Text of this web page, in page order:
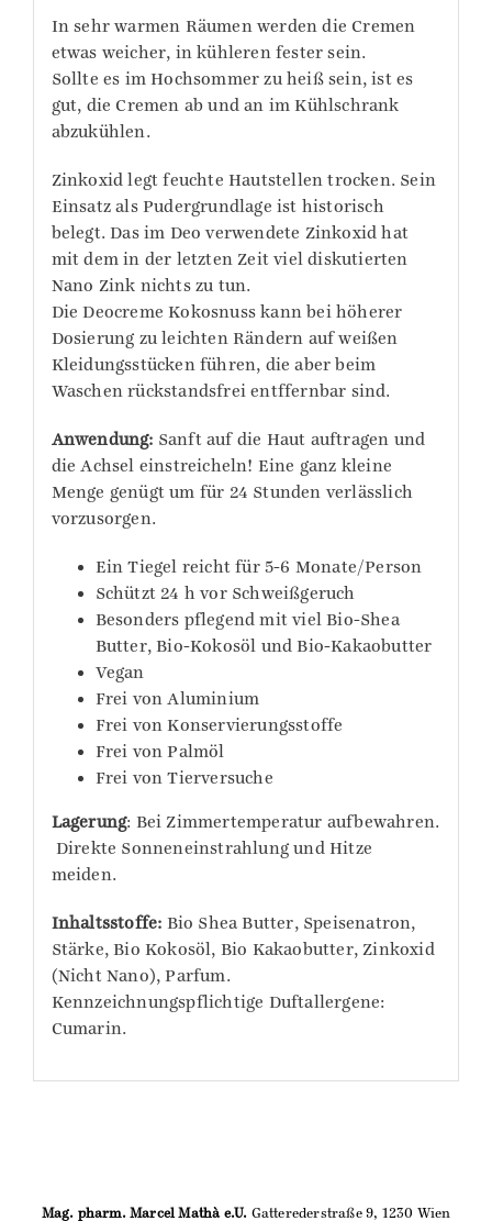
In sehr warmen Räumen werden die Cremen
etwas weicher, in kühleren fester sein.
Sollte es im Hochsommer zu heiß sein, ist es
gut, die Cremen ab und an im Kühlschrank
abzukühlen.
Zinkoxid legt feuchte Hautstellen trocken. Sein
Einsatz als Pudergrundlage ist historisch
belegt. Das im Deo verwendete Zinkoxid hat
mit dem in der letzten Zeit viel diskutierten
Nano Zink nichts zu tun.
Die Deocreme Kokosnuss kann bei höherer
Dosierung zu leichten Rändern auf weißen
Kleidungsstücken führen, die aber beim
Waschen rückstandsfrei entffernbar sind.
Anwendung: Sanft auf die Haut auftragen und
die Achsel einstreicheln! Eine ganz kleine
Menge genügt um für 24 Stunden verlässlich
vorzusorgen.
Ein Tiegel reicht für 5-6 Monate/Person
Schützt 24 h vor Schweißgeruch
Besonders pflegend mit viel Bio-Shea
Butter, Bio-Kokosöl und Bio-Kakaobutter
Vegan
Frei von Aluminium
Frei von Konservierungsstoffe
Frei von Palmöl
Frei von Tierversuche
Lagerung: Bei Zimmertemperatur aufbewahren.
Direkte Sonneneinstrahlung und Hitze
meiden.
Inhaltsstoffe: Bio Shea Butter, Speisenatron,
Stärke, Bio Kokosöl, Bio Kakaobutter, Zinkoxid
(Nicht Nano), Parfum.
Kennzeichnungspflichtige Duftallergene:
Cumarin.
Mag. pharm. Marcel Mathà e.U. Gatterederstraße 9, 1230 Wien